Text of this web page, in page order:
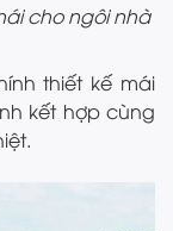
cho ngôi nhà
thiết kế mái
kết hợp cùng